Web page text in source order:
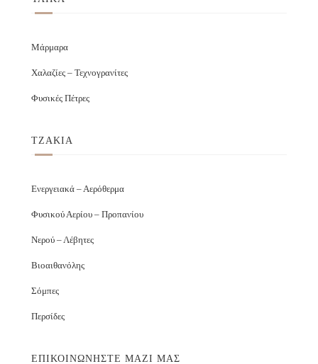
Μάρμαρα
Χαλαζίες – Τεχνογρανίτες
Φυσικές Πέτρες
ΤΖΑΚΙΑ
Ενεργειακά – Αερόθερμα
Φυσικού Αερίου – Προπανίου
Νερού – Λέβητες
Βιοαιθανόλης
Σόμπες
Περσίδες
ΕΠΙΚΟΙΝΩΝΉΣΤΕ ΜΑΖΊ ΜΑΣ